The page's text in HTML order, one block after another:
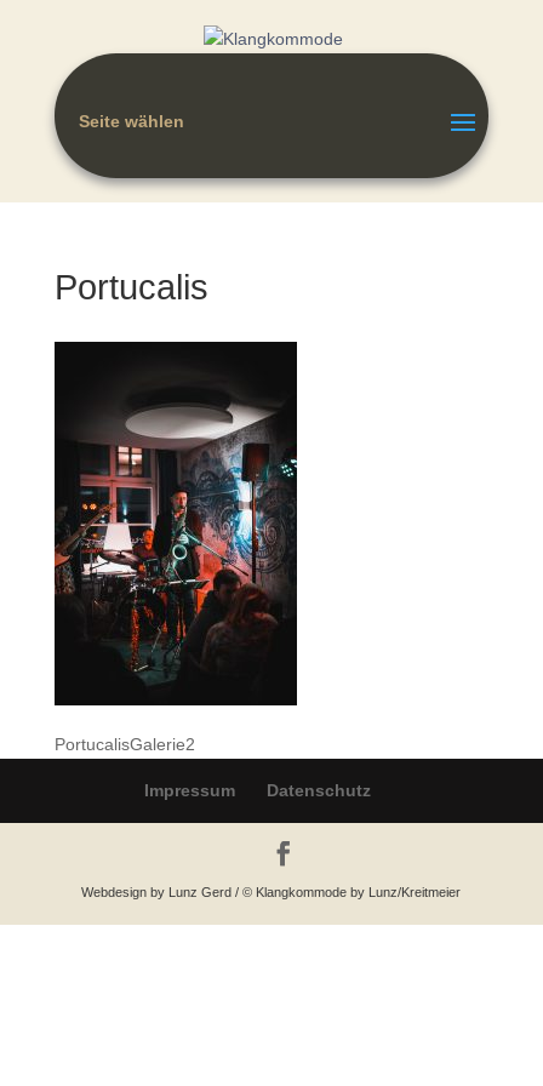
Seite wählen
Portucalis
PortucalisGalerie2
Impressum Datenschutz
Webdesign by Lunz Gerd / © Klangkommode by Lunz/Kreitmeier